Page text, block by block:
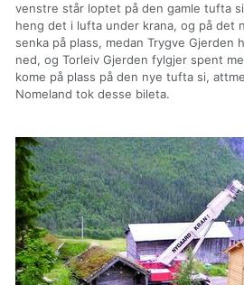
venstre står loptet på den gamle tufta
heng det i lufta under krana, og på det
senka på plass, medan Trygve Gjerden
ned, og Torleiv Gjerden fylgjer spent
kome på plass på den nye tufta si,
Nomeland tok desse bileta.